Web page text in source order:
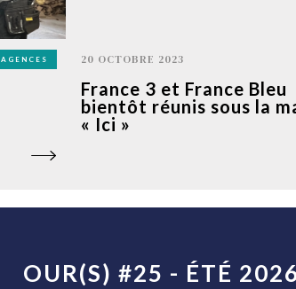
AGENCES 20 OCTOBRE 2023
France 3 et France Bleu
bientôt réunis sous la
« Ici »
OUR(S) #25 - ÉTÉ